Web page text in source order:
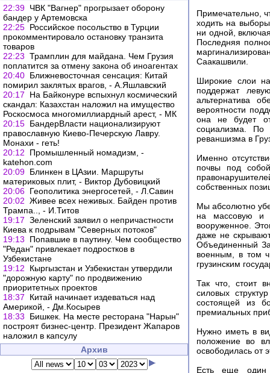
22:39 ЧВК "Вагнер" прогрызает оборону
бандер у Артемовска
22:25 Российское посольство в Турции
прокомментировало остановку транзита
товаров
22:23 Трамплин для майдана. Чем Грузия
поплатится за отмену закона об иноагентах
20:40 Ближневосточная сенсация: Китай
помирил заклятых врагов, - А.Яшлавский
20:17
На Байконуре вспыхнул космический
скандал: Казахстан наложил на имущество
Роскосмоса многомиллиардный арест, - МК
20:15 БандерВласти национализируют
православную Киево-Печерскую Лавру.
Монахи - геть!
20:12
Промышленный номадизм, -
katehon.com
20:09 Блинкен в ЦАзии. Маршруты
материковых плит, - Виктор Дубовицкий
20:06 Геополитика энергосетей, - Л.Савин
20:02 Живее всех неживых. Байден против
Трампа.., - И.Титов
19:17 Зеленский заявил о непричастности
Киева к подрывам "Северных потоков"
19:13
Попавшие в паутину. Чем сообщество
"Редан" привлекает подростков в
Узбекистане
19:12
Кыргызстан и Узбекистан утвердили
"дорожную карту" по продвижению
приоритетных проектов
18:37
Китай начинает издеваться над
Америкой, - Дм.Косырев
18:33
Бишкек. На месте ресторана "Нарын"
построят бизнес-центр. Президент Жапаров
наложил в капсулу
Архив
Примечательно,
ходить на
ни одной,
Последняя
Саакашвили.
Широкие слои
поддержат
альтернатива
вероятности
она не будет
социализма. По
реваншизма в
Именно
почвы под
собственных
Мы абсолютно
на массовую и
вооруженное.
даже не
Объединенный
военным, в том
грузинским
Так что, стоит
силовых
состоящей из
премиальных
Нужно иметь в
положение во
освободилась от
Есть еще один